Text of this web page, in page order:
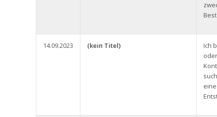
14.09.2023 (kein Titel)
Ich